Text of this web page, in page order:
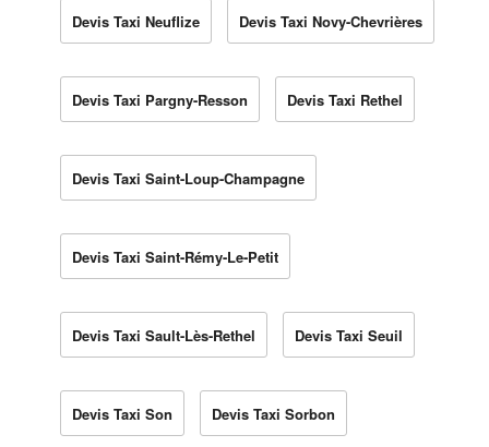
Devis Taxi Neuflize Devis Taxi Novy-Chevrières
Devis Taxi Pargny-Resson Devis Taxi Rethel
Devis Taxi Saint-Loup-Champagne
Devis Taxi Saint-Rémy-Le-Petit
Devis Taxi Sault-Lès-Rethel Devis Taxi Seuil
Devis Taxi Son Devis Taxi Sorbon